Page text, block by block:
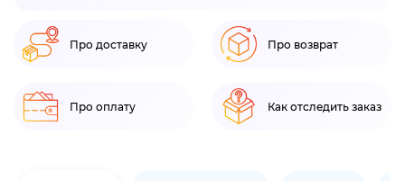
Про доставку Про возврат
Про оплату Как отследить заказ